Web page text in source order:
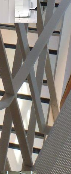
de
01/2015